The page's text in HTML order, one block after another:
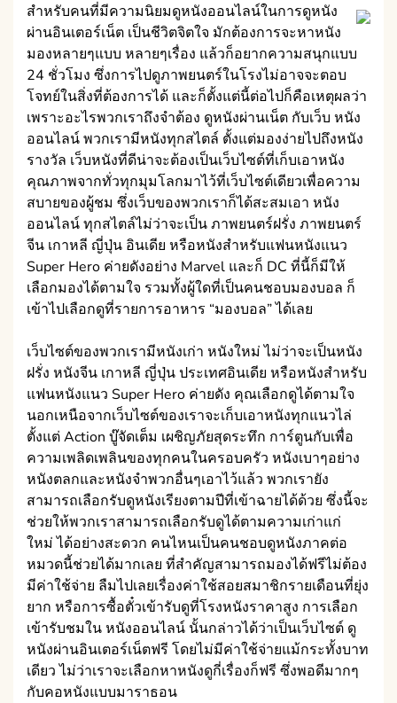
สำหรับคนที่มีความนิยมดูหนังออนไลน์ในการดูหนัง
ผ่านอินเตอร์เน็ต เป็นชีวิตจิตใจ มักต้องการจะหาหนัง
มองหลายๆแบบ หลายๆเรื่อง แล้วก็อยากความสนุกแบบ
24 ชั่วโมง ซึ่งการไปดูภาพยนตร์ในโรงไม่อาจจะตอบ
โจทย์ในสิ่งที่ต้องการได้ และก็ตั้งแต่นี้ต่อไปก็คือเหตุผลว่า
เพราะอะไรพวกเราถึงจำต้อง ดูหนังผ่านเน็ต กับเว็บ หนัง
ออนไลน์ พวกเรามีหนังทุกสไตล์ ตั้งแต่มองง่ายไปถึงหนัง
รางวัล เว็บหนังที่ดีน่าจะต้องเป็นเว็บไซต์ที่เก็บเอาหนัง
คุณภาพจากทั่วทุกมุมโลกมาไว้ที่เว็บไซต์เดียวเพื่อความ
สบายของผู้ชม ซึ่งเว็บของพวกเราก็ได้สะสมเอา หนัง
ออนไลน์ ทุกสไตล์ไม่ว่าจะเป็น ภาพยนตร์ฝรั่ง ภาพยนตร์
จีน เกาหลี ญี่ปุ่น อินเดีย หรือหนังสำหรับแฟนหนังแนว
Super Hero ค่ายดังอย่าง Marvel และก็ DC ที่นี้ก็มีให้
เลือกมองได้ตามใจ รวมทั้งผู้ใดที่เป็นคนชอบมองบอล ก็
เข้าไปเลือกดูที่รายการอาหาร “มองบอล” ได้เลย
เว็บไซต์ของพวกเรามีหนังเก่า หนังใหม่ ไม่ว่าจะเป็นหนัง
ฝรั่ง หนังจีน เกาหลี ญี่ปุ่น ประเทศอินเดีย หรือหนังสำหรับ
แฟนหนังแนว Super Hero ค่ายดัง คุณเลือกดูได้ตามใจ
นอกเหนือจากเว็บไซต์ของเราจะเก็บเอาหนังทุกแนวไล่
ตั้งแต่ Action บู๊จัดเต็ม เผชิญภัยสุดระทึก การ์ตูนกับเพื่อ
ความเพลิดเพลินของทุกคนในครอบครัว หนังเบาๆอย่าง
หนังตลกและหนังจำพวกอื่นๆเอาไว้แล้ว พวกเรายัง
สามารถเลือกรับดูหนังเรียงตามปีที่เข้าฉายได้ด้วย ซึ่งนี้จะ
ช่วยให้พวกเราสามารถเลือกรับดูได้ตามความเก่าแก่
ใหม่ ได้อย่างสะดวก คนไหนเป็นคนชอบดูหนังภาคต่อ
หมวดนี้ช่วยได้มากเลย ที่สำคัญสามารถมองได้ฟรีไม่ต้อง
มีค่าใช้จ่าย ลืมไปเลยเรื่องค่าใช้สอยสมาชิกรายเดือนที่ยุ่ง
ยาก หรือการซื้อตั๋วเข้ารับดูที่โรงหนังราคาสูง การเลือก
เข้ารับชมใน หนังออนไลน์ นั้นกล่าวได้ว่าเป็นเว็บไซต์ ดู
หนังผ่านอินเตอร์เน็ตฟรี โดยไม่มีค่าใช้จ่ายแม้กระทั้งบาท
เดียว ไม่ว่าเราจะเลือกหาหนังดูกี่เรื่องก็ฟรี ซึ่งพอดีมากๆ
กับคอหนังแบบมาราธอน